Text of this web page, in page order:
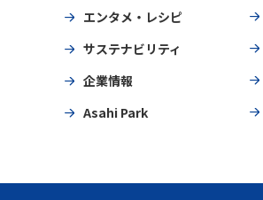
エンタメ・レシピ
サステナビリティ
企業情報
Asahi Park